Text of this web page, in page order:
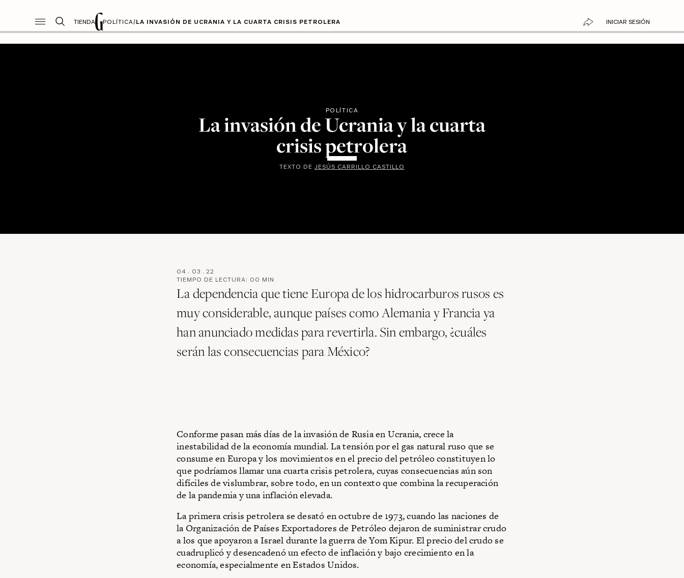
TIENDA POLÍTICA/LA INVASIÓN DE UCRANIA Y LA CUARTA CRISIS PETROLERA INICIAR SESIÓN
POLÍTICA
La invasión de Ucrania y la cuarta
crisis petrolera
TEXTO DE JESÚS CARRILLO CASTILLO
04 . 03 . 22
TIEMPO DE LECTURA: 00 MIN
La dependencia que tiene Europa de los hidrocarburos rusos es
muy considerable, aunque países como Alemania y Francia ya
han anunciado medidas para revertirla. Sin embargo, ¿cuáles
serán las consecuencias para México?
Conforme pasan más días de la invasión de Rusia en Ucrania, crece la
inestabilidad de la economía mundial. La tensión por el gas natural ruso que se
consume en Europa y los movimientos en el precio del petróleo constituyen lo
que podríamos llamar una cuarta crisis petrolera, cuyas consecuencias aún son
difíciles de vislumbrar, sobre todo, en un contexto que combina la recuperación
de la pandemia y una inflación elevada.
La primera crisis petrolera se desató en octubre de 1973, cuando las naciones de
la Organización de Países Exportadores de Petróleo dejaron de suministrar crudo
a los que apoyaron a Israel durante la guerra de Yom Kipur. El precio del crudo se
cuadruplicó y desencadenó un efecto de inflación y bajo crecimiento en la
economía, especialmente en Estados Unidos.